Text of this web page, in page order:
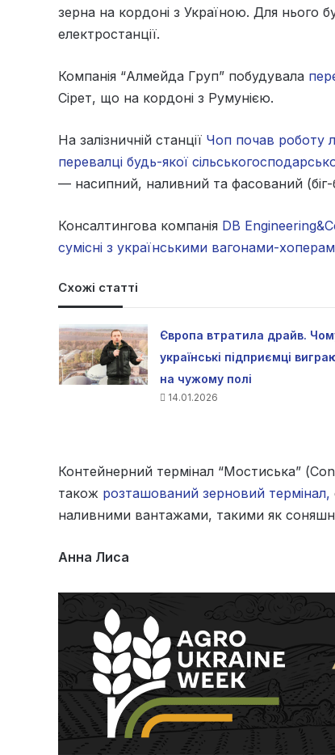
зерна на кордоні з Україною. Для нього
електростанції.
Компанія “Алмейда Груп” побудувала
Сірет, що на кордоні з Румунією.
На залізничній станції Чоп почав роботу
перевалці будь-якої
— насипний, наливний та фасований (біг-
Консалтингова компанія DB
сумісні з українськими вагонами-
Схожі статті
Європа втратила драйв.
українські підприємці
на чужому полі
14.01.2026
Контейнерний термінал “Мостиська”
також розташований зерновий термінал,
наливними вантажами, такими як
Анна Лиса